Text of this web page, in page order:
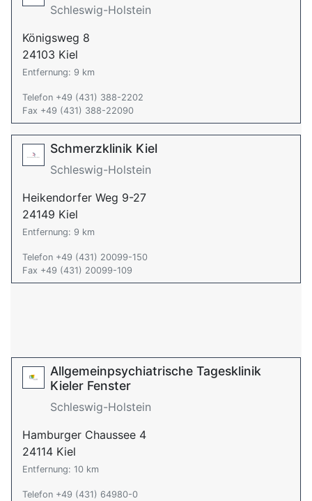
Schleswig-Holstein
Königsweg 8
24103 Kiel
Entfernung: 9 km
Telefon +49 (431) 388-2202
Fax +49 (431) 388-22090
Schmerzklinik Kiel
Schleswig-Holstein
Heikendorfer Weg 9-27
24149 Kiel
Entfernung: 9 km
Telefon +49 (431) 20099-150
Fax +49 (431) 20099-109
Allgemeinpsychiatrische Tagesklinik
Kieler Fenster
Schleswig-Holstein
Hamburger Chaussee 4
24114 Kiel
Entfernung: 10 km
Telefon +49 (431) 64980-0